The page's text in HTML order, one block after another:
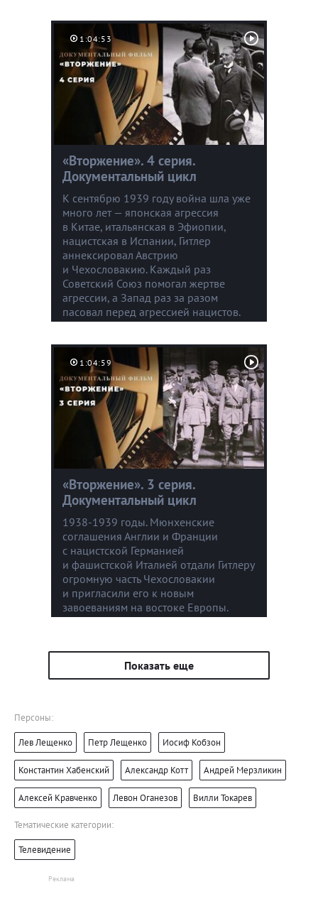
1:04:53
«Вторжение». 4 серия.
Документальный цикл
К сентябрю 1939 году война шла уже
много лет — японская агрессия
в Китае, итальянская в Эфиопии,
нацистская в Испании, Гитлер
аннексировал Австрию
и Чехословакию. Каждый раз
Советский Союз помогал жертве
агрессии, а Запад раз за разом
пасовал перед агрессией нацистов.
1:04:59
«Вторжение». 3 серия.
Документальный цикл
1938-1939 годы. Мюнхенские
соглашения Англии и Франции
с нацистской Германией
и фашистской Италией отдали Гитлеру
огромную часть Чехословакии
и пригласили его к новым
завоеваниям на востоке Европы.
Показать еще
Персоны:
Лев Лещенко Петр Лещенко Иосиф Кобзон
Константин Хабенский Александр Котт Андрей Мерзликин
Алексей Кравченко Левон Оганезов Вилли Токарев
Тематические категории:
Телевидение